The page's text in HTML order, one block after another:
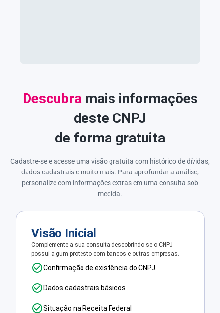
Descubra mais informações
deste CNPJ
de forma gratuita
Cadastre-se e acesse uma visão gratuita com histórico de dívidas,
dados cadastrais e muito mais. Para aprofundar a análise,
personalize com informações extras em uma consulta sob
medida.
Visão Inicial
Complemente a sua consulta descobrindo se o CNPJ
possui algum protesto com bancos e outras empresas.
Confirmação de existência do CNPJ
Dados cadastrais básicos
Situação na Receita Federal